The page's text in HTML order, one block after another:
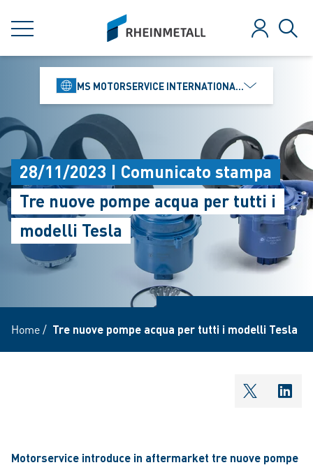
MENU
siteLogo
Login
MS MOTORSERVICE INTERNATIONAL GMBH
28/11/2023 | Comunicato stampa
Tre nuove pompe acqua per tutti i
modelli Tesla
Home/ Tre nuove pompe acqua per tutti i modelli Tesla
Motorservice introduce in aftermarket tre nuove pompe